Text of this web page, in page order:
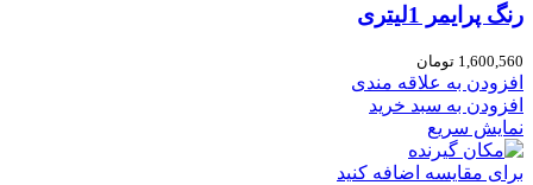
رنگ پرایمر 1لیتری
1,600,560 تومان
افزودن به علاقه مندی
افزودن به سبد خرید
نمایش سریع
برای مقایسه اضافه کنید